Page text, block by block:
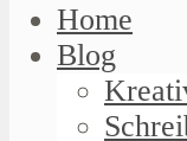
Home
Blog